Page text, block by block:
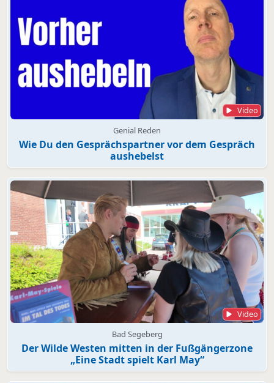
Video
Genial Reden
Wie Du den Gesprächspartner vor dem Gespräch
aushebelst
Video
Bad Segeberg
Der Wilde Westen mitten in der Fußgängerzone
„Eine Stadt spielt Karl May“